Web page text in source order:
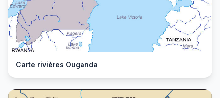
Carte rivières Ouganda